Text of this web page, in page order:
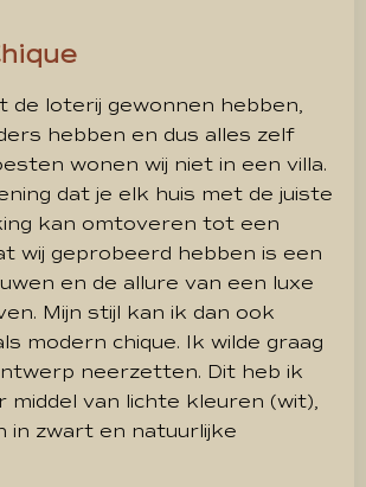
de loterij gewonnen hebben,
hebben en dus alles zelf
wonen wij niet in een villa.
dat je elk huis met de juiste
kan omtoveren tot een
wij geprobeerd hebben is een
en de allure van een luxe
Mijn stijl kan ik dan ook
modern chique. Ik wilde graag
neerzetten. Dit heb ik
middel van lichte kleuren (wit),
in zwart en natuurlijke